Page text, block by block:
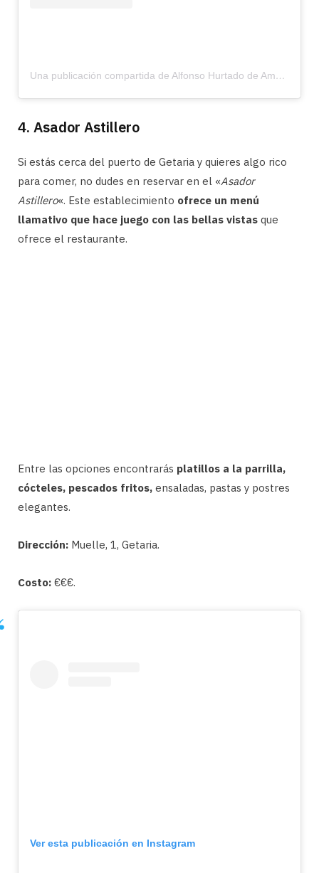
Una publicación compartida de Alfonso Hurtado de Amézaga (@potoko1981)
4. Asador Astillero
Si estás cerca del puerto de Getaria y quieres algo rico
para comer, no dudes en reservar en el «Asador
Astillero«. Este establecimiento ofrece un menú
llamativo que hace juego con las bellas vistas que
ofrece el restaurante.
Entre las opciones encontrarás platillos a la parrilla,
cócteles, pescados fritos, ensaladas, pastas y postres
elegantes.
Dirección: Muelle, 1, Getaria.
Costo: €€€.
Ver esta publicación en Instagram